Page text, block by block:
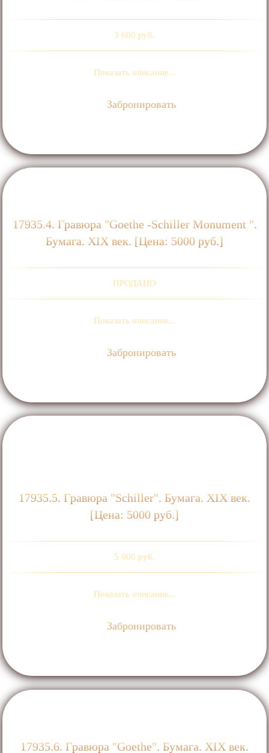
3 600 руб.
Показать описание...
Забронировать
17935.4. Гравюра "Goethe -Schiller Monument ".
Бумага. ХIХ век. [Цена: 5000 руб.]
ПРОДАНО
Показать описание...
Забронировать
17935.5. Гравюра "Schiller". Бумага. ХIХ век.
[Цена: 5000 руб.]
5 000 руб.
Показать описание...
Забронировать
17935.6. Гравюра "Goethe". Бумага. ХIХ век.